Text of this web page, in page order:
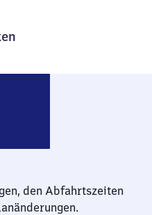
den Abfahrtszeiten